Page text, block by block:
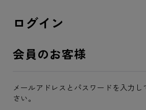
ログイン
会員のお客様
メールアドレスとパスワードを入力し
さい。